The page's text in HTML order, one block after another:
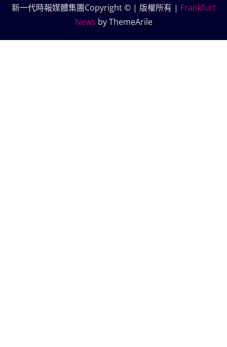
新一代時報媒體集團Copyright © | 版權所有 | Frankfurt
News by ThemeArile